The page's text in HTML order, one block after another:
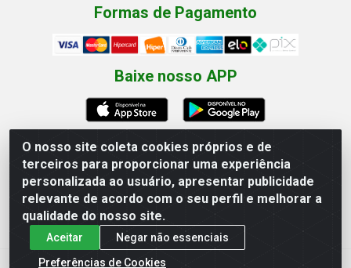
O nosso site coleta cookies próprios e de
terceiros para proporcionar uma experiência
personalizada ao usuário, apresentar publicidade
relevante de acordo com o seu perfil e melhorar a
qualidade do nosso site.
Aceitar
Negar não essenciais
Preferências de Cookies
Formas de Pagamento
Baixe nosso APP
Eletrofarias Materiais Eletricos - Av. Jorn. Assis
Chateaubriand, 2500 - Distrito Industrial, Campina Grande/PB
- CEP 58.410-062 - CNPJ 12.110.462/0001-40